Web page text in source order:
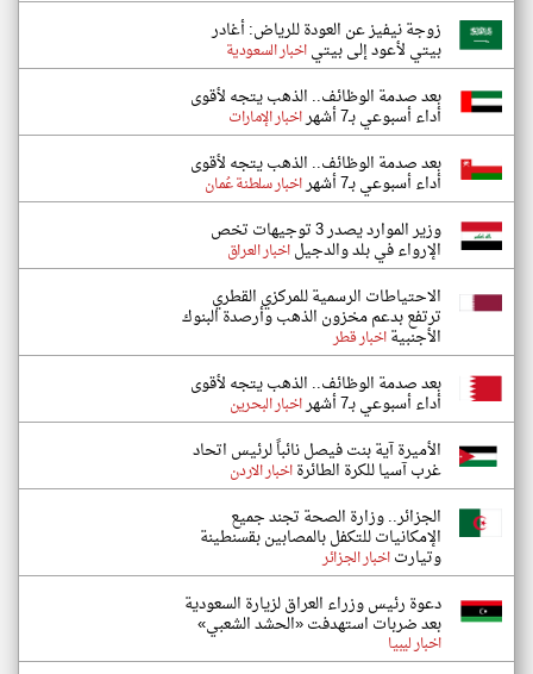
زوجة نيفيز عن العودة للرياض: أغادر
بيتي لأعود إلى بيتياخبار السعودية
بعد صدمة الوظائف.. الذهب يتجه لأقوى
أداء أسبوعي بـ7 أشهر اخبار الإمارات
بعد صدمة الوظائف.. الذهب يتجه لأقوى
أداء أسبوعي بـ7 أشهر اخبار سلطنة عُمان
وزير الموارد يصدر 3 توجيهات تخص
الإرواء في بلد والدجيلاخبار العراق
الاحتياطات الرسمية للمركزي القطري
ترتفع بدعم مخزون الذهب وأرصدة البنوك
الأجنبيةاخبار قطر
بعد صدمة الوظائف.. الذهب يتجه لأقوى
أداء أسبوعي بـ7 أشهر اخبار البحرين
الأميرة آية بنت فيصل نائباً لرئيس اتحاد
غرب آسيا للكرة الطائرةاخبار الاردن
الجزائر.. وزارة الصحة تجند جميع
الإمكانيات للتكفل بالمصابين بقسنطينة
وتيارتاخبار الجزائر
دعوة رئيس وزراء العراق لزيارة السعودية
بعد ضربات استهدفت «الحشد الشعبي»
اخبار ليبيا